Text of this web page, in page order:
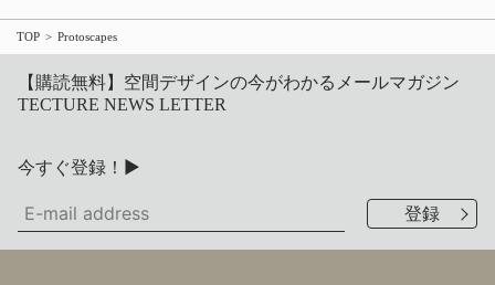
TOP Protoscapes
【購読無料】空間デザインの今がわかるメールマガジン
TECTURE NEWS LETTER
今すぐ登録！▶